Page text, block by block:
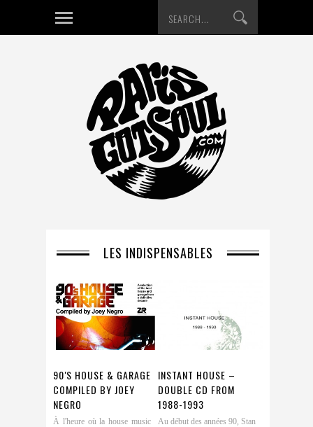
LES INDISPENSABLES
90′S HOUSE & GARAGE
COMPILED BY JOEY
NEGRO
À l'heure où la house music
INSTANT HOUSE –
DOUBLE CD FROM
1988-1993
Au début des années 90, Stan